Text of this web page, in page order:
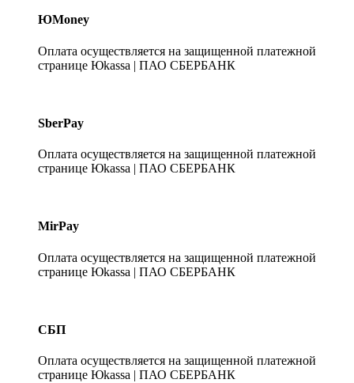
ЮMoney
Оплата осуществляется на защищенной платежной
странице Юkassa | ПАО СБЕРБАНК
SberPay
Оплата осуществляется на защищенной платежной
странице Юkassa | ПАО СБЕРБАНК
MirPay
Оплата осуществляется на защищенной платежной
странице Юkassa | ПАО СБЕРБАНК
СБП
Оплата осуществляется на защищенной платежной
странице Юkassa | ПАО СБЕРБАНК